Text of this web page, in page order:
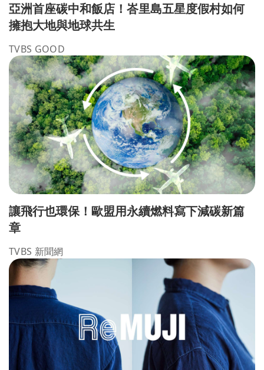
亞洲首座碳中和飯店！峇里島五星度假村如何
擁抱大地與地球共生
TVBS GOOD
讓飛行也環保！歐盟用永續燃料寫下減碳新篇
章
TVBS 新聞網